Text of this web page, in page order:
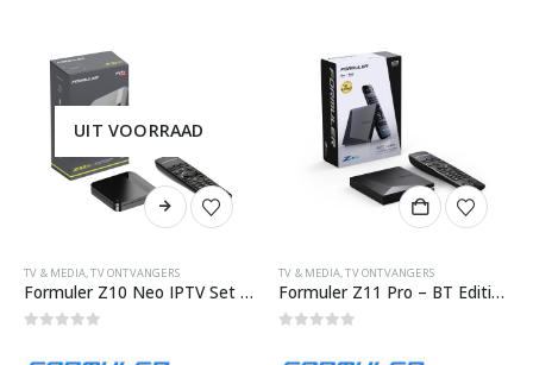
UIT VOORRAAD
TV & MEDIA,TV ONTVANGERS
Formuler Z10 Neo IPTV Set Top Box
TV & MEDIA,TV ONTVANGERS
Formuler Z11 Pro – BT Edition IPTV Box